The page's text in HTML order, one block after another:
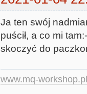
Ja ten swój
puścił, a co mi
skoczyć do
www.mq-workshop.pl